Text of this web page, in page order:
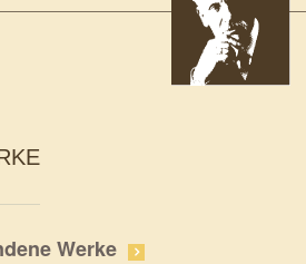
Werke